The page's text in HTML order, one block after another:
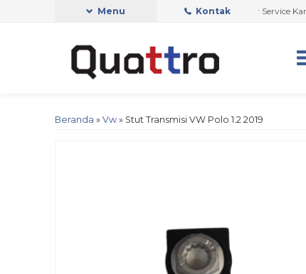
Menu Kontak
Mobil Anda Harap Segara Hubungi Customer Service Kami.
Beranda » Vw » Stut Transmisi VW Polo 1.2 2019